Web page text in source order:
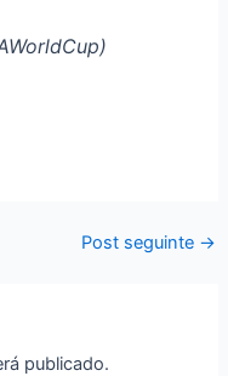
Post seguinte →
publicado.